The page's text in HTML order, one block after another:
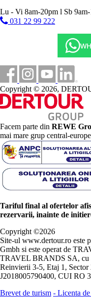
Lu - Vi 8am-20pm l Sb
031 22 99 222
Copyright © 2026,
Facem parte din REWE
mai mare grup central-
Tariful final al ofertelor
rezervarii, inainte de
Copyright ©2026
Site-ul www.dertour.ro este
Gmbh si este operat de
TRAVEL BRANDS SA, cu
Reinvierii 3-5, Etaj 1, Sector
J2018005790400, CUI RO
Brevet de turism - Licenta